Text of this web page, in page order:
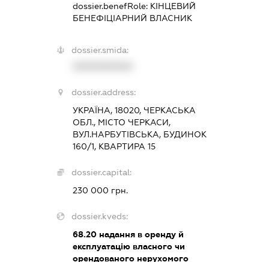
dossier.benefRole: КІНЦЕВИЙ
БЕНЕФІЦІАРНИЙ ВЛАСНИК
dossier.smida:
dossier.address:
УКРАЇНА, 18020, ЧЕРКАСЬКА
ОБЛ., МІСТО ЧЕРКАСИ,
ВУЛ.НАРБУТІВСЬКА, БУДИНОК
160/1, КВАРТИРА 15
dossier.capital:
230 000 грн.
dossier.kveds:
68.20надання в оренду й
експлуатацію власного чи
орендованого нерухомого